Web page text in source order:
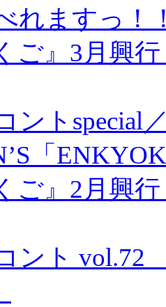
れますっ！
ご』3月興
ントspecial
「
ご』2月興
ント